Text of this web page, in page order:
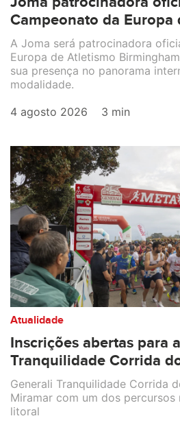
Campeonato da Europa
A Joma será patrocinadora
Europa de Atletismo
sua presença no panorama
modalidade.
4 agosto 2026
3 min
Atualidade
Inscrições abertas para
Tranquilidade Corrida
Generali Tranquilidade Corrida
Miramar com um dos
litoral